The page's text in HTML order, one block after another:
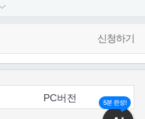
신청하기
PC버전 5분 완성!